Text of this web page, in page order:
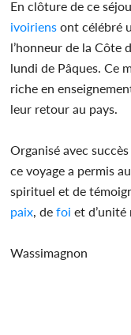
En clôture de ce
ivoiriens ont célébré
l’honneur de la Côte
lundi de Pâques. Ce
riche en
leur retour au pays.
Organisé avec
ce voyage a permis
spirituel et de
paix , de foi et d’unité
Wassimagnon